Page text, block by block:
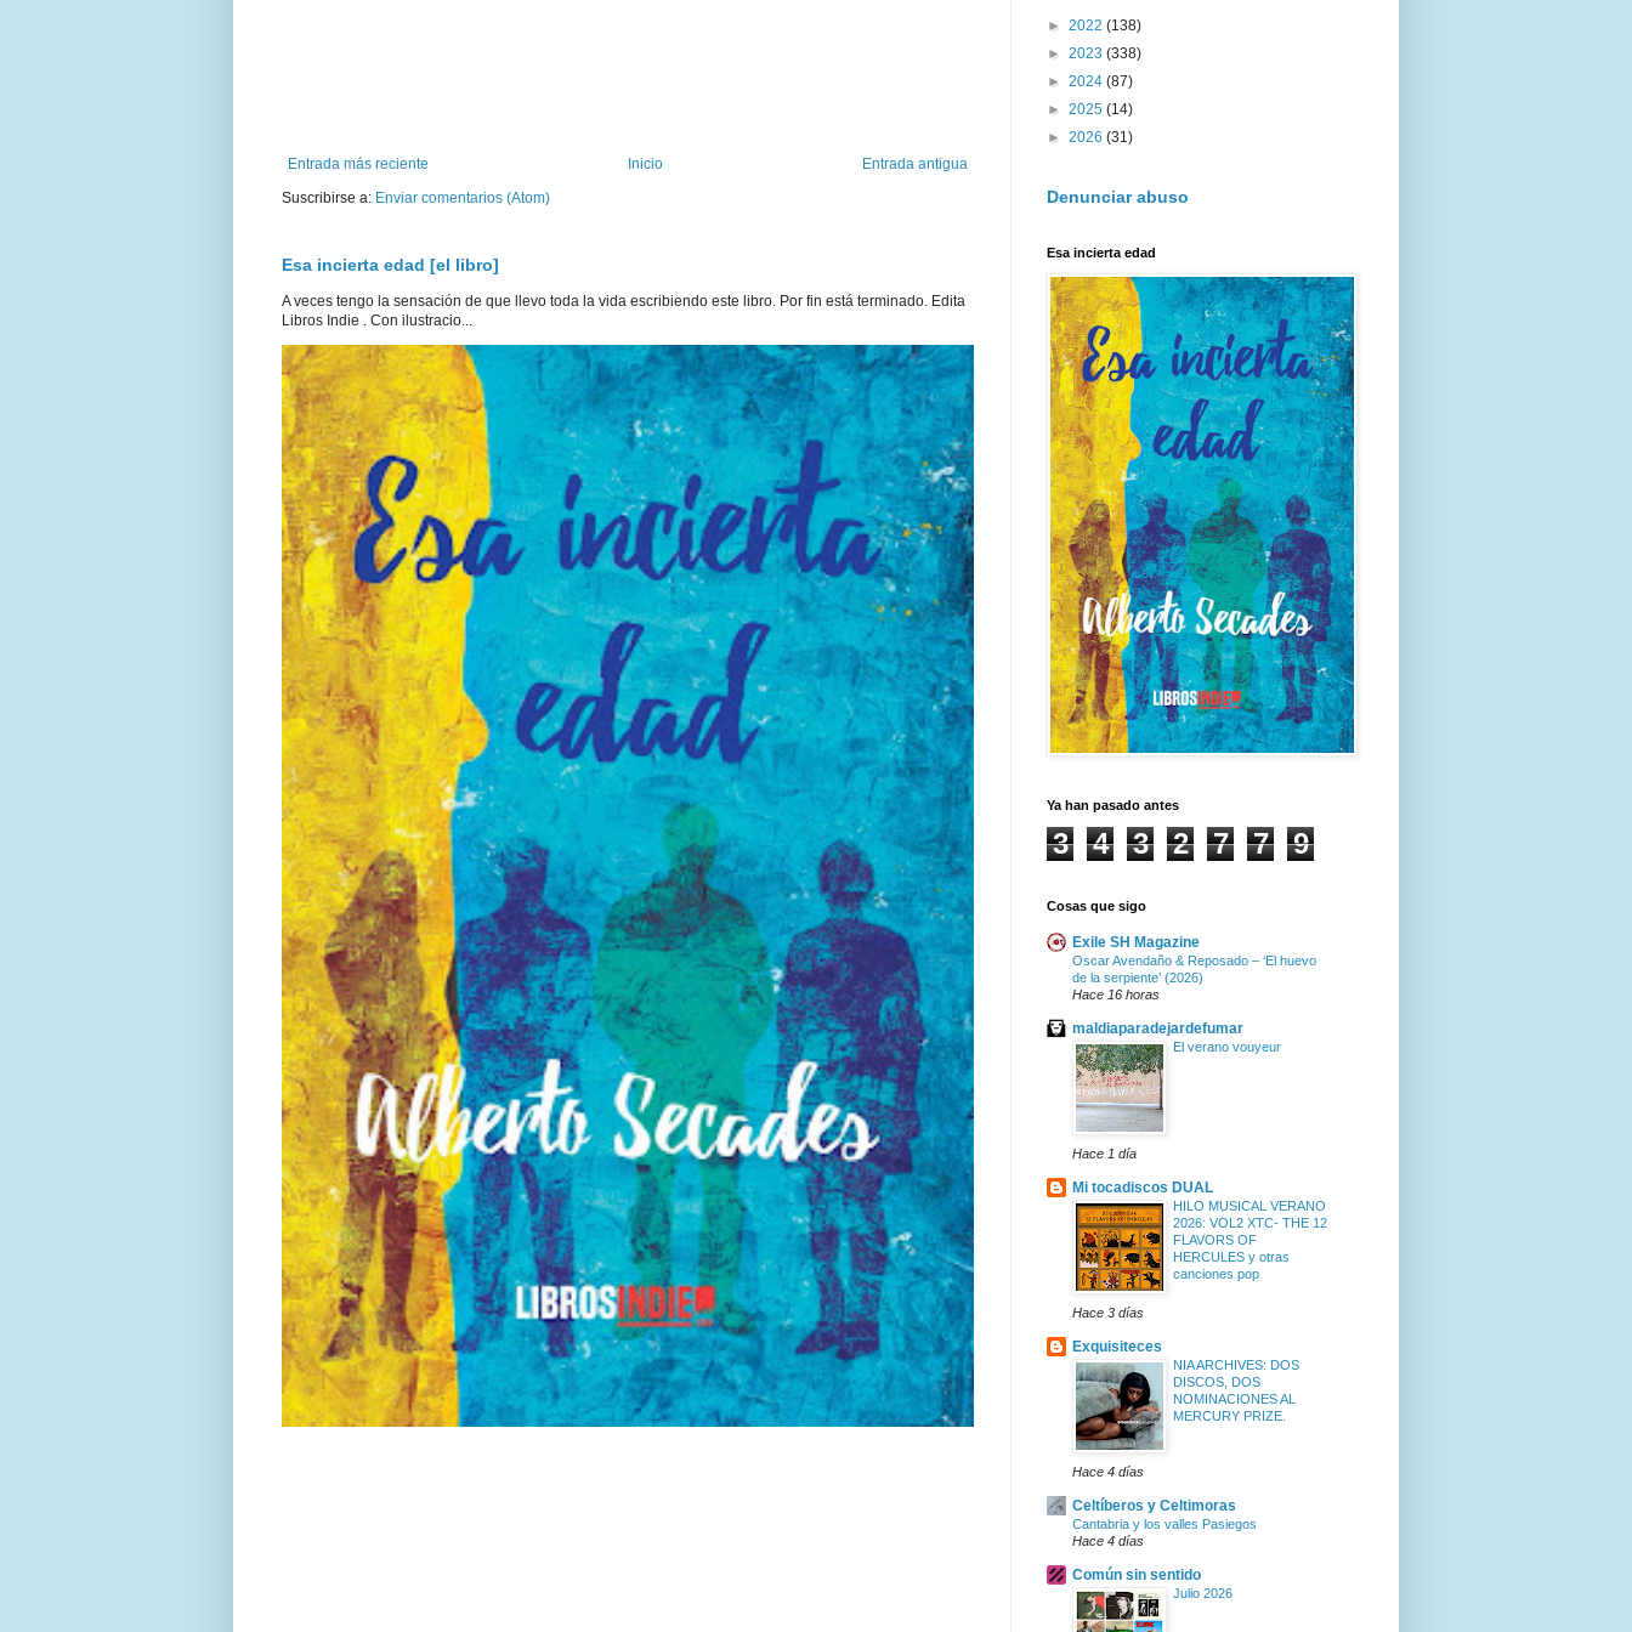
Entrada más reciente Entrada antigua
Inicio
Suscribirse a: Enviar comentarios (Atom)
Esa incierta edad [el libro]
A veces tengo la sensación de que llevo toda la vida escribiendo este libro. Por fin está terminado. Edita
Libros Indie . Con ilustracio...
► 2022 (138)
► 2023 (338)
► 2024 (87)
► 2025 (14)
► 2026 (31)
Denunciar abuso
Esa incierta edad
Ya han pasado antes
3 4 3 2 7 7 9
Cosas que sigo
Exile SH Magazine
Oscar Avendaño & Reposado – ‘El huevo
de la serpiente’ (2026)
Hace 16 horas
maldiaparadejardefumar
El verano vouyeur
Hace 1 día
Mi tocadiscos DUAL
HILO MUSICAL VERANO
2026: VOL2 XTC- THE 12
FLAVORS OF
HERCULES y otras
canciones pop
Hace 3 días
Exquisiteces
NIA ARCHIVES: DOS
DISCOS, DOS
NOMINACIONES AL
MERCURY PRIZE.
Hace 4 días
Celtíberos y Celtimoras
Cantabria y los valles Pasiegos
Hace 4 días
Común sin sentido
Julio 2026